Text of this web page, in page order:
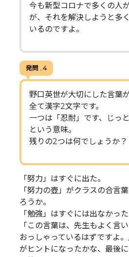
今も新型コロナで多くの人
が、それを解決しようと多
いるのですよ。
発問 . 4
野口英世が大切にした言葉
全て漢字2文字です。
一つは「忍耐」です、じっ
という意味。
残りの2つは何でしょうか？
「努力」はすぐに出た。
「努力の壺」がクラスの合言
ろうか。
「勉強」はすぐには出なかった
「この言葉は、先生もよく言
おっしゃっているはずですよ。
がヒントになったかな、最後